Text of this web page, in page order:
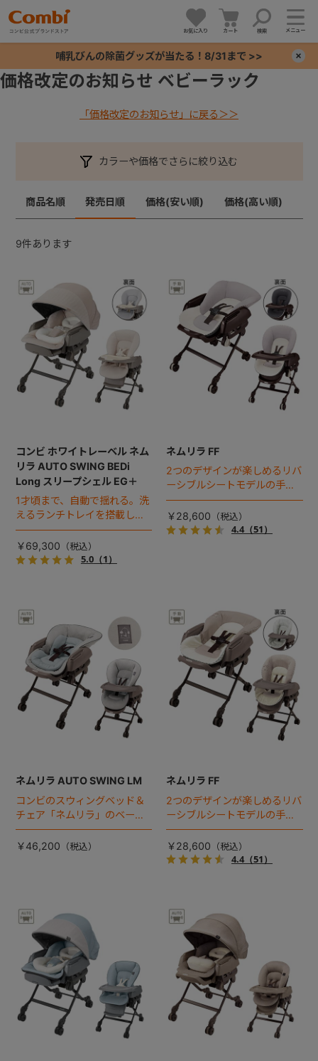
お気に入り カート 検索 メニュー
哺乳びんの除菌グッズが当たる！8/31まで >>
価格改定のお知らせ ベビーラック
「価格改定のお知らせ」に戻る＞＞
カラーや価格でさらに絞り込む
商品名順 発売日順 価格(安い順) 価格(高い順)
9件あります
コンビ ホワイトレーベル ネム
リラ AUTO SWING BEDi
Long スリープシェル EG＋
1才頃まで、自動で揺れる。洗
えるランチトレイを搭載し
た、ネムリラ BEDi Long のハ
イグレードモデル。
￥69,300
5.0（1）
ネムリラ FF
2つのデザインが楽しめるリバ
ーシブルシートモデルの手動
スウィングラック。
￥28,600
4.4（51）
ネムリラ AUTO SWING LM
コンビのスウィングベッド＆
チェア「ネムリラ」のベーシ
ックモデルが登場！ママのだ
っこのような揺れで赤ちゃん
￥46,200
ネムリラ FF
2つのデザインが楽しめるリバ
ーシブルシートモデルの手動
スウィングラック。
￥28,600
4.4（51）